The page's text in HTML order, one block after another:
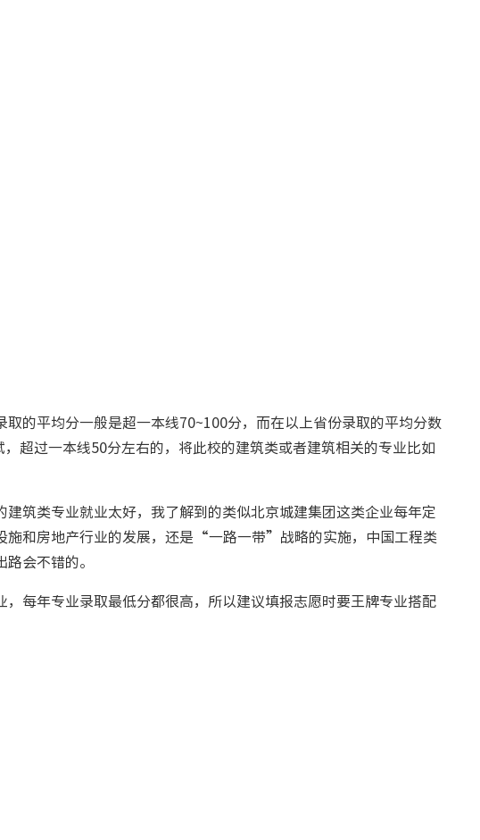
的平均分一般是超一本线70~100分，而在以上省份录取的平均分数
超过一本线50分左右的，将此校的建筑类或者建筑相关的专业比如
筑类专业就业太好，我了解到的类似北京城建集团这类企业每年定
施和房地产行业的发展，还是“一路一带”战略的实施，中国工程类
会不错的。
每年专业录取最低分都很高，所以建议填报志愿时要王牌专业搭配